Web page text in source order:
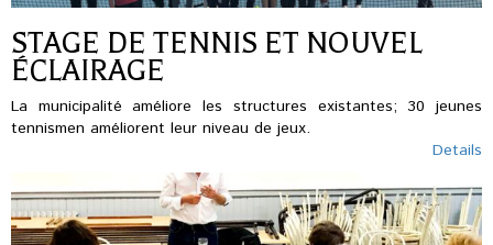
STAGE DE TENNIS ET NOUVEL
ÉCLAIRAGE
La municipalité améliore les structures existantes; 30 jeunes
tennismen améliorent leur niveau de jeux.
Details